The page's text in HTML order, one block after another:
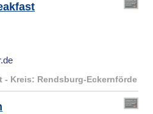
- Kreis: Rendsburg-Eckernförde